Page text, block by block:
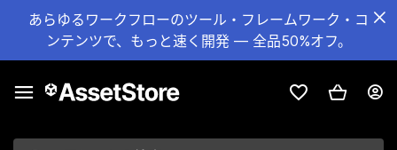
あらゆるワークフローのツール・フレームワーク・コ
ンテンツで、もっと速く開発 — 全品50%オフ。